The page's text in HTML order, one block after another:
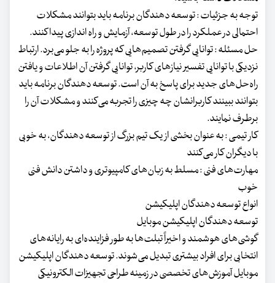
توجه به جزئیات : توسعه دهندگان برنامه باید بتوانند مشکلات
احتمالی در عملکرد را در طول توسعه، آزمایش و راه اندازی پیدا کنند.
حل مسئله : توانایی گرفتن تصمیم‌هایی که پروژه را به جلو می‌برد. ارتباط
نزدیکی با توانایی تفسیر نیازهای کاربر، توانایی گرفتن آن اطلاعات و یافتن
راه‌حل‌های جدید برای پاسخ به آن است. توسعه دهندگان برنامه باید
بتوانند ببینند کاربرانشان چه چیزی را تجربه می‌کنند و مشکلات آن را
برطرف نمایند.
کار تیمی : به عنوان بخشی از یک تیم بزرگ از توسعه دهندگان، به خوبی
با دیگران کار می‌کنند
مهارت‌های فنی : مسلط به زبان‌های کامپیوتری و داشتن دانش فنی
خوب
انواع توسعه دهندگان اپلیکیشن
توسعه دهندگان اپلیکیشن موبایل
گوشی‌های هوشمند و اخیراً تبلت‌ها به طور فزاینده‌ای به رایانه‌های
انتخابی برای افراد بیشتری تبدیل می‌شوند. توسعه دهندگان اپلیکیشن
موبایل آموزش‌های تخصصی در زمینه طراحی تجهیزات الکترونیکی